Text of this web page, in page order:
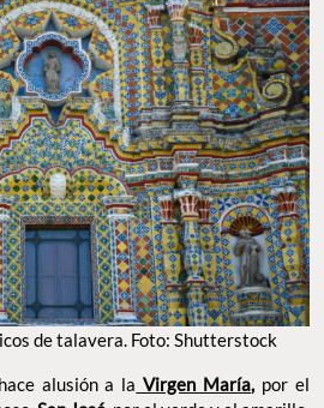
de talavera. Foto: Shutterstock
alusión a la Virgen María, por el